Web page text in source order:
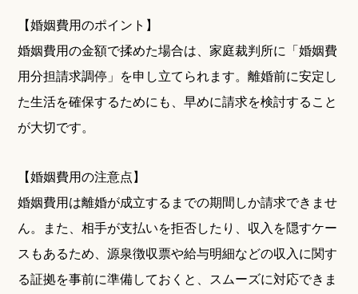
【婚姻費用のポイント】
婚姻費用の金額で揉めた場合は、家庭裁判所に「婚姻費
用分担請求調停」を申し立てられます。離婚前に安定し
た生活を確保するためにも、早めに請求を検討すること
が大切です。
【婚姻費用の注意点】
婚姻費用は離婚が成立するまでの期間しか請求できませ
ん。また、相手が支払いを拒否したり、収入を隠すケー
スもあるため、源泉徴収票や給与明細などの収入に関す
る証拠を事前に準備しておくと、スムーズに対応できま